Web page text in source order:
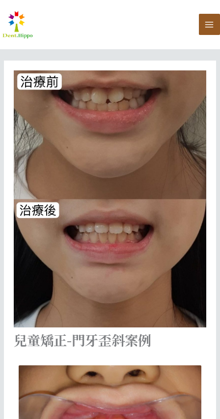
主
要
內
兒童矯正-門牙歪斜案例